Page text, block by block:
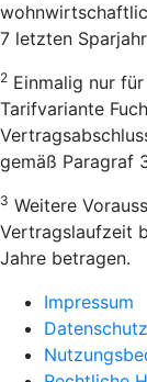
7 letzten
2 Einmalig nur
Tarifvariante
gemäß Paragraf
3 Weitere
Vertragslaufzeit
Jahre betragen.
Impressum
Datenschutz